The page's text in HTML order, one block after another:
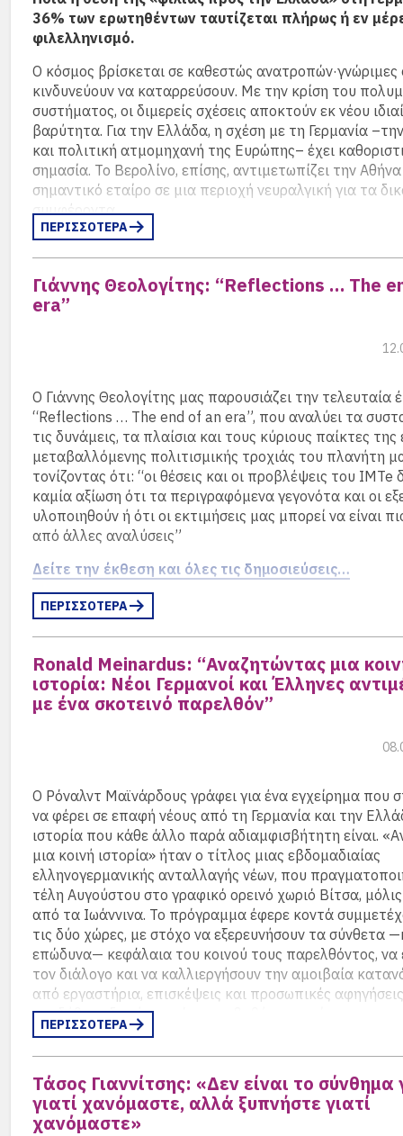
– στοίβες που πρόκειται να δωρίσει σε κάποια δημόσια
πίνακες, CD. Σε μια φωτογραφία της Nelly’s, το
όμορφης γυναίκας –η μητέρα του–, σε μια άλλη ο
του από την εποχή που «θέλαμε ν’ αλλάξουμε τον
σοβαρό και γυαλιά. (περισσότερα…)
36% των ερωτηθέντων ταυτίζεται πλήρως ή εν
φιλελληνισμό.
Ο κόσμος βρίσκεται σε καθεστώς ανατροπών·γνώριμες
κινδυνεύουν να καταρρεύσουν. Με την κρίση του
συστήματος, οι διμερείς σχέσεις αποκτούν εκ νέου
βαρύτητα. Για την Ελλάδα, η σχέση με τη Γερμανία
και πολιτική ατμομηχανή της Ευρώπης– έχει
σημασία. Το Βερολίνο, επίσης, αντιμετωπίζει την
σημαντικό εταίρο σε μια περιοχή νευραλγική για τα
συμφέροντα.
Ο Ronald Meinardus σχολιάζει με άρθρο του στην DW
εοκόνα που επιβεβαιώνει και ο Γερμανός πρέσβης
Αντρέας Κιντλ, στο συνέδριο της Ένωσης Γερμανο-
Εταιρειών (VDGG).
ΠΕΡΙΣΣΟΤΕΡΑ
Γιάννης Θεολογίτης: “Reflections … The
era”
Ο Γιάννης Θεολογίτης μας παρουσιάζει την τελευταία
“Reflections … The end of an era”, που αναλύει τα
τις δυνάμεις, τα πλαίσια και τους κύριους παίκτες της
μεταβαλλόμενης πολιτισμικής τροχιάς του πλανήτη
τονίζοντας ότι: “οι θέσεις και οι προβλέψεις του IMTe
καμία αξίωση ότι τα περιγραφόμενα γεγονότα και οι
υλοποιηθούν ή ότι οι εκτιμήσεις μας μπορεί να είναι
από άλλες αναλύσεις”
Δείτε την έκθεση και όλες τις δημοσιεύσεις…
ΠΕΡΙΣΣΟΤΕΡΑ
Ronald Meinardus: “Αναζητώντας μια
ιστορία: Νέοι Γερμανοί και Έλληνες
με ένα σκοτεινό παρελθόν”
Ο Ρόναλντ Μαϊνάρδους γράφει για ένα εγχείρημα που
να φέρει σε επαφή νέους από τη Γερμανία και την
ιστορία που κάθε άλλο παρά αδιαμφισβήτητη είναι.
μια κοινή ιστορία» ήταν ο τίτλος μιας εβδομαδιαίας
ελληνογερμανικής ανταλλαγής νέων, που
τέλη Αυγούστου στο γραφικό ορεινό χωριό Βίτσα,
από τα Ιωάννινα. Το πρόγραμμα έφερε κοντά
τις δύο χώρες, με στόχο να εξερευνήσουν τα σύνθετα
επώδυνα— κεφάλαια του κοινού τους παρελθόντος, να
τον διάλογο και να καλλιεργήσουν την αμοιβαία
από εργαστήρια, επισκέψεις και προσωπικές
αναδύθηκε δεν ήταν μόνο μια βαθύτερη επίγνωση της
μνήμης, αλλά και μια ουσιαστική σύνδεση ανάμεσα σε
διαμορφωμένες από διαφορετικές, αλλά αλληλένδετες
(περισσότερα…)
ΠΕΡΙΣΣΟΤΕΡΑ
Τάσος Γιαννίτσης: «Δεν είναι το σύνθημα
γιατί χανόμαστε, αλλά ξυπνήστε γιατί
χανόμαστε»